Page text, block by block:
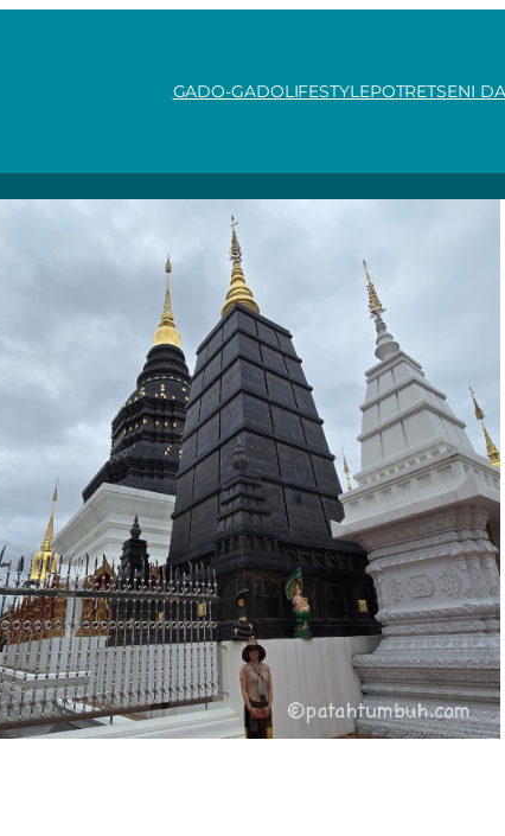
GADO-GADOLIFESTYLEPOTRETSENI